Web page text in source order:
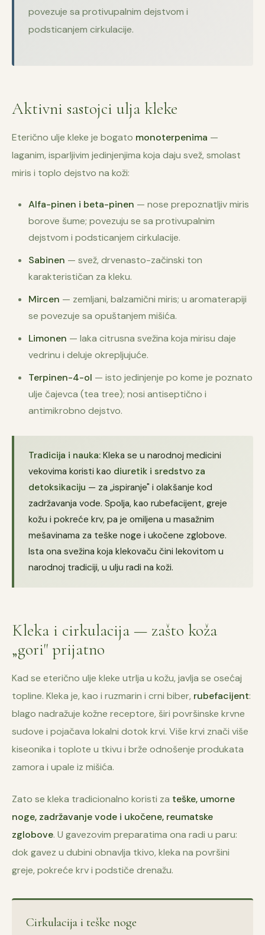
povezuje sa protivupalnim dejstvom i
podsticanjem cirkulacije.
Aktivni sastojci ulja kleke
Eterično ulje kleke je bogato monoterpenima —
laganim, isparljivim jedinjenjima koja daju svež, smolast
miris i toplo dejstvo na koži:
Alfa-pinen i beta-pinen — nose prepoznatljiv miris
borove šume; povezuju se sa protivupalnim
dejstvom i podsticanjem cirkulacije.
Sabinen — svež, drvenasto-začinski ton
karakterističan za kleku.
Mircen — zemljani, balzamični miris; u aromaterapiji
se povezuje sa opuštanjem mišića.
Limonen — laka citrusna svežina koja mirisu daje
vedrinu i deluje okrepljujuće.
Terpinen-4-ol — isto jedinjenje po kome je poznato
ulje čajevca (tea tree); nosi antiseptično i
antimikrobno dejstvo.
Tradicija i nauka: Kleka se u narodnoj medicini
vekovima koristi kao diuretik i sredstvo za
detoksikaciju — za „ispiranje" i olakšanje kod
zadržavanja vode. Spolja, kao rubefacijent, greje
kožu i pokreće krv, pa je omiljena u masažnim
mešavinama za teške noge i ukočene zglobove.
Ista ona svežina koja klekovaču čini lekovitom u
narodnoj tradiciji, u ulju radi na koži.
Kleka i cirkulacija — zašto koža
„gori" prijatno
Kad se eterično ulje kleke utrlja u kožu, javlja se osećaj
topline. Kleka je, kao i ruzmarin i crni biber, rubefacijent:
blago nadražuje kožne receptore, širi površinske krvne
sudove i pojačava lokalni dotok krvi. Više krvi znači više
kiseonika i toplote u tkivu i brže odnošenje produkata
zamora i upale iz mišića.
Zato se kleka tradicionalno koristi za teške, umorne
noge, zadržavanje vode i ukočene, reumatske
zglobove. U gavezovim preparatima ona radi u paru:
dok gavez u dubini obnavlja tkivo, kleka na površini
greje, pokreće krv i podstiče drenažu.
Cirkulacija i teške noge